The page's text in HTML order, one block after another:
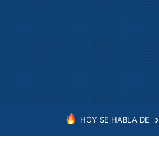
HOY SE HABLA DE